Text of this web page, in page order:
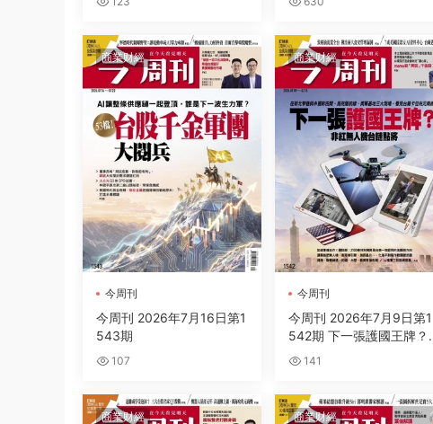
商業财經
今周刊
今周刊 2026年7月16日第1
543期
107
商業财經
今周刊
今周刊 2026年7月9日第1
542期 下一張護國王牌？
非紅無人機台鏈點將
141
商業财經 商業财經